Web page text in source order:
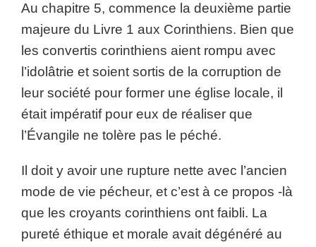
Au chapitre 5, commence la deuxième partie
majeure du Livre 1 aux Corinthiens. Bien que
les convertis corinthiens aient rompu avec
l’idolâtrie et soient sortis de la corruption de
leur société pour former une église locale, il
était impératif pour eux de réaliser que
l’Évangile ne tolère pas le péché.
Il doit y avoir une rupture nette avec l’ancien
mode de vie pécheur, et c’est à ce propos -là
que les croyants corinthiens ont faibli. La
pureté éthique et morale avait dégénéré au